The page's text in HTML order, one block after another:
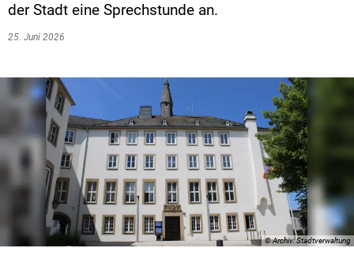
der Stadt eine Sprechstunde an.
25. Juni 2026
© Archiv: Stadtverwaltung